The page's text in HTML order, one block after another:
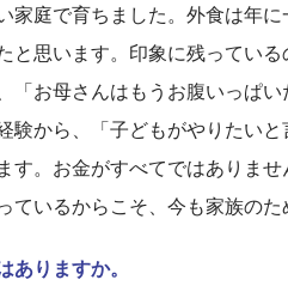
家庭で育ちました。外食は年
と思います。印象に残ってい
「お母さんはもうお腹いっぱ
験から、「子どもがやりたい
す。お金がすべてではありま
ているからこそ、今も家族のた
りますか。